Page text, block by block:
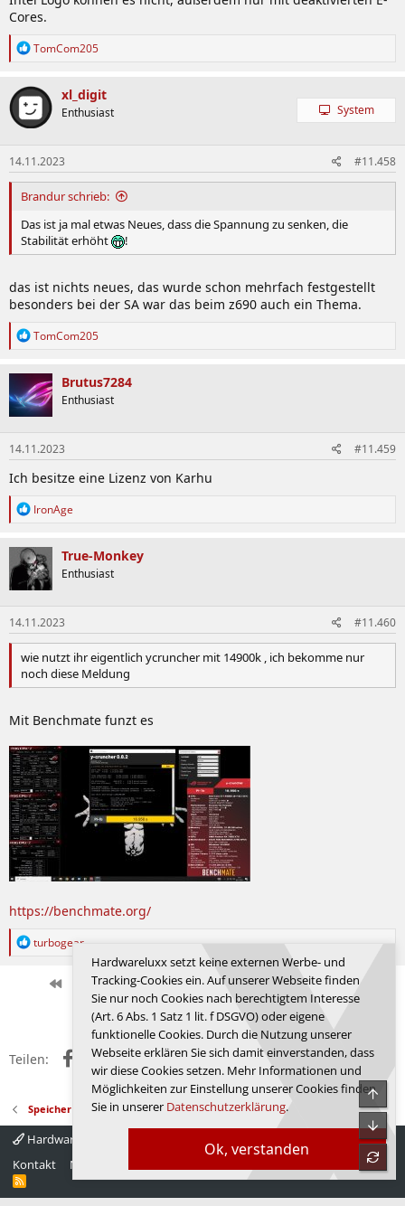
Cores.
R
k
t
i
o
n
e
n
:
TomCom205
xl_digit
Enthusiast System
14.11.2023 #11.458
Brandur schrieb:
Das ist ja mal etwas Neues, dass die Spannung zu senken, die
Stabilität erhöht
!
das ist nichts neues, das wurde schon mehrfach festgestellt
besonders bei der SA war das beim z690 auch ein Thema.
R
k
t
i
o
n
e
n
:
TomCom205
Brutus7284
Enthusiast
14.11.2023 #11.459
Ich besitze eine Lizenz von Karhu
R
k
t
i
o
n
e
n
:
IronAge
True-Monkey
Enthusiast
14.11.2023 #11.460
wie nutzt ihr eigentlich ycruncher mit 14900k , ich bekomme nur
noch diese Meldung
Mit Benchmate funzt es
https://benchmate.org/
R
e
turbogear
Erste Vorherige 382 von 526 Nächste Letzte
Anmelden, um zu antworten.
Teilen: FacebookX (Twitter)
RedditWhatsApp
E-MailLink
Speicher
Hardwareluxx 4.0
Kontakt
Nutzungsbedingungen Startseite
R
S
Ok, verstanden
Hardwareluxx setzt keine externen Werbe- und
Tracking-Cookies ein. Auf unserer Webseite finden
Sie nur noch Cookies nach berechtigtem Interesse
(Art. 6 Abs. 1 Satz 1 lit. f DSGVO) oder eigene
funktionelle Cookies. Durch die Nutzung unserer
Webseite erklären Sie sich damit einverstanden, dass
wir diese Cookies setzen. Mehr Informationen und
Möglichkeiten zur Einstellung unserer Cookies finden
Sie in unserer Datenschutzerklärung.